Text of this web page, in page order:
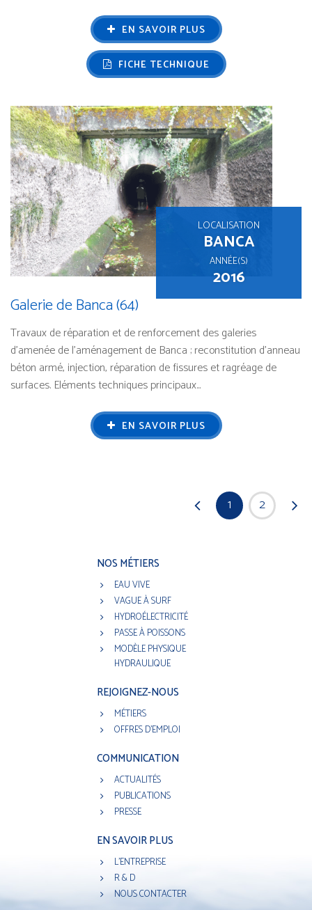
EN SAVOIR PLUS
FICHE TECHNIQUE
LOCALISATION
BANCA
ANNÉE(S)
2016
Galerie de Banca (64)
Travaux de réparation et de renforcement des galeries
d’amenée de l’aménagement de Banca ; reconstitution d’anneau
béton armé, injection, réparation de fissures et ragréage de
surfaces. Eléments techniques principaux...
EN SAVOIR PLUS
1 2
NOS MÉTIERS
EAU VIVE
VAGUE À SURF
HYDROÉLECTRICITÉ
PASSE À POISSONS
MODÈLE PHYSIQUE
HYDRAULIQUE
REJOIGNEZ-NOUS
MÉTIERS
OFFRES D'EMPLOI
COMMUNICATION
ACTUALITÉS
PUBLICATIONS
PRESSE
EN SAVOIR PLUS
L'ENTREPRISE
R & D
NOUS CONTACTER